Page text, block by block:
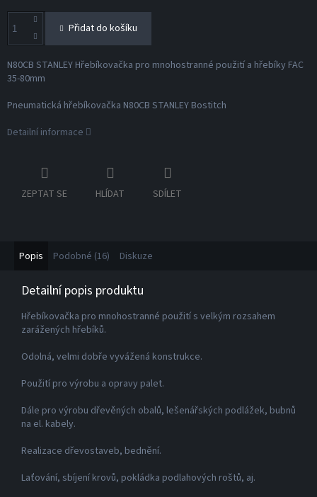
Přidat do košíku
N80CB STANLEY Hřebíkovačka pro mnohostranné použití a hřebíky FAC
35-80mm
Pneumatická hřebíkovačka N80CB STANLEY Bostitch
Detailní informace
ZEPTAT SE HLÍDAT SDÍLET
Popis Podobné (16) Diskuze
Detailní popis produktu
Hřebíkovačka pro mnohostranné použití s velkým rozsahem
zarážených hřebíků.
Odolná, velmi dobře vyvážená konstrukce.
Použití pro výrobu a opravy palet.
Dále pro výrobu dřevěných obalů, lešenářských podlážek, bubnů
na el. kabely.
Realizace dřevostaveb, bednění.
Laťování, sbíjení krovů, pokládka podlahových roštů, aj.